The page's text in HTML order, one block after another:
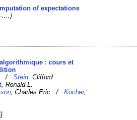
of expectations
....)
: cours et
H. /Stein , Clifford
, Ronald L.
, Charles Eric /Kocher,